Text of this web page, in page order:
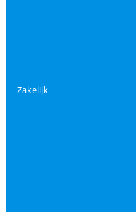
Zakelijk